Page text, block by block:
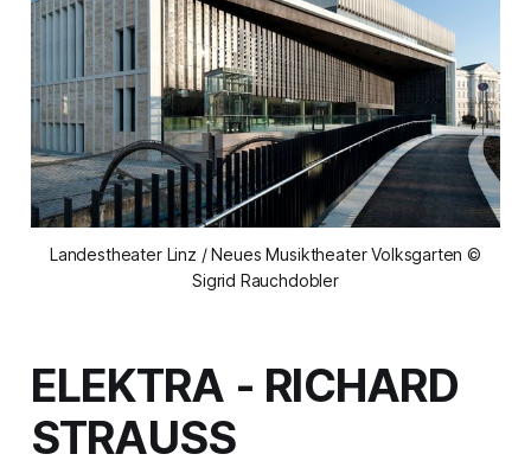
Landestheater Linz / Neues Musiktheater Volksgarten ©
Sigrid Rauchdobler
ELEKTRA - RICHARD
STRAUSS